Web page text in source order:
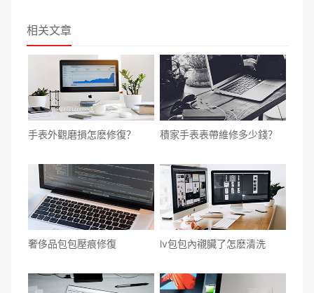
相关文章
​手表外觀磨損怎麽修復？ 積家手表表帶維修多少錢？
​奢侈品包包壓痕修復 ​lv包包內襯臟了怎麽清洗